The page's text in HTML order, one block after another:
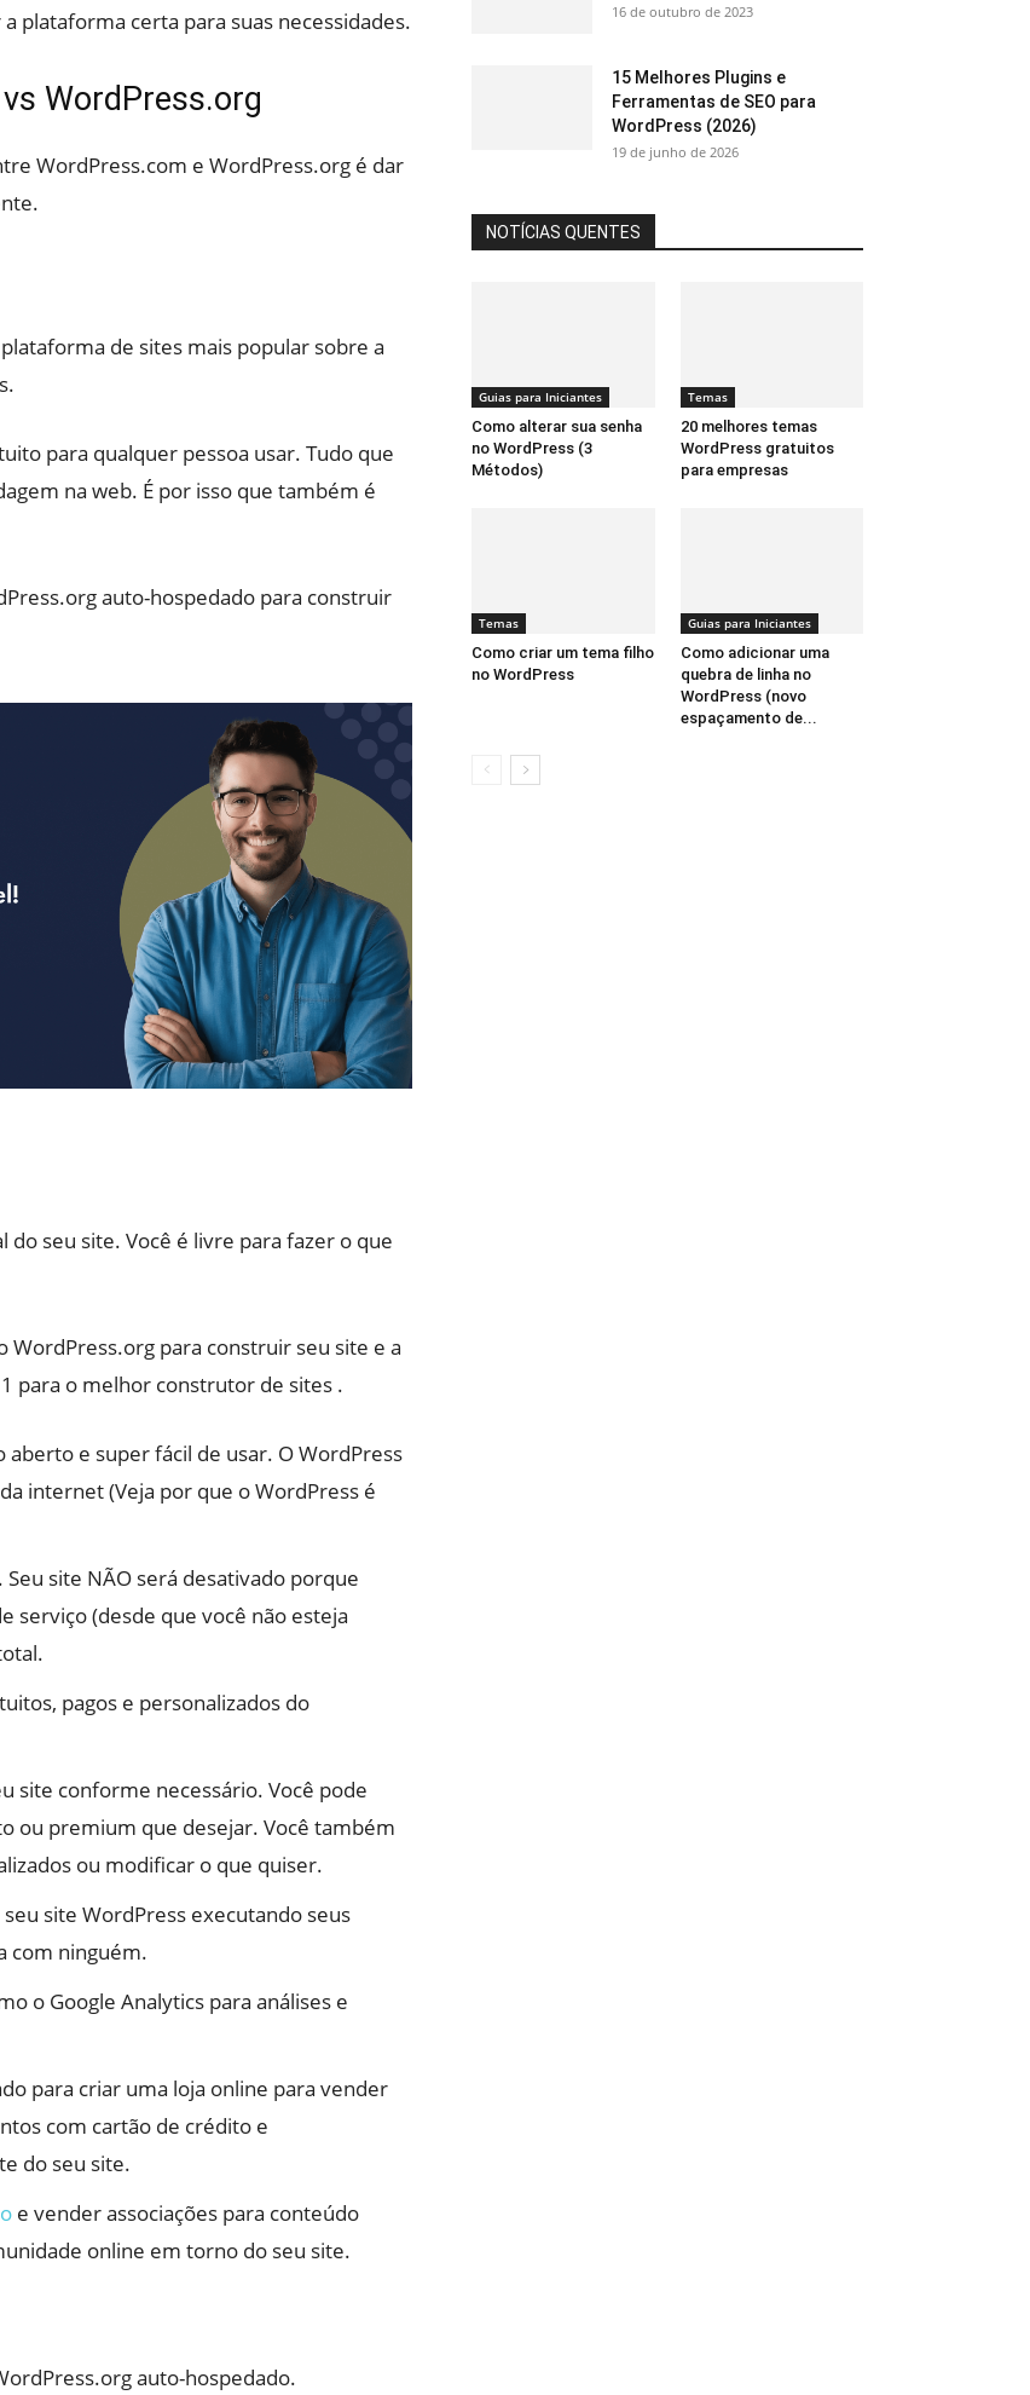
plataforma certa para suas necessidades.
WordPress.org
WordPress.com e WordPress.org é dar
de sites mais popular sobre a
para qualquer pessoa usar. Tudo que
na web. É por isso que também é
auto-hospedado para construir
seu site. Você é livre para fazer o que
WordPress.org para construir seu site e a
para o melhor construtor de sites .
e super fácil de usar. O WordPress
internet (Veja por que o WordPress é
site NÃO será desativado porque
serviço (desde que você não esteja
pagos e personalizados do
site conforme necessário. Você pode
ou premium que desejar. Você também
ou modificar o que quiser.
site WordPress executando seus
com ninguém.
o Google Analytics para análises e
para criar uma loja online para vender
com cartão de crédito e
do seu site.
e vender associações para conteúdo
online em torno do seu site.
auto-hospedado.
16 de outubro de 2023
15 Melhores Plugins e
Ferramentas de SEO para
WordPress (2026)
19 de junho de 2026
NOTÍCIAS QUENTES
Guias para Iniciantes
Como alterar sua senha
no WordPress (3
Métodos)
Temas
20 melhores temas
WordPress gratuitos
para empresas
Temas
Como criar um tema filho
no WordPress
Guias para Iniciantes
Como adicionar uma
quebra de linha no
WordPress (novo
espaçamento de...